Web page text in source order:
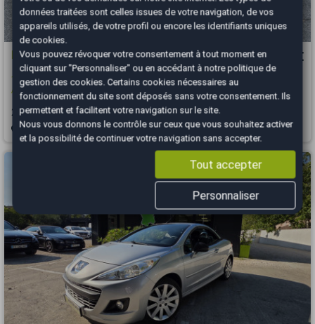
Peugeot 2008 9 990 €
1.2 100ch Allure Kit distribution remplacé / Attelage / Entretien Peugeot
/...
2020 74590 km ESSENCE Manuelle
Nantes - 44470
données traitées sont celles issues de votre navigation, de vos
appareils utilisés, de votre profil ou encore les identifiants uniques
de cookies.
Vous pouvez révoquer votre consentement à tout moment en
cliquant sur "Personnaliser" ou en accédant à notre politique de
gestion des cookies. Certains cookies nécessaires au
fonctionnement du site sont déposés sans votre consentement. Ils
permettent et facilitent votre navigation sur le site.
Nous vous donnons le contrôle sur ceux que vous souhaitez activer
et la possibilité de continuer votre navigation sans accepter.
Tout accepter
Personnaliser